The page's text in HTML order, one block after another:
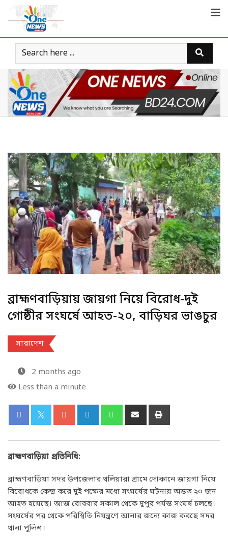
ব্রাহ্মণবাড়িয়ায় জায়গা নিয়ে বিরোধ-দুই
গোষ্ঠীর সংঘর্ষে আহত-২০, বাড়িঘর ভাঙচুর
সারাদেশ
2 months ago
Less than a minute
ব্রাহ্মণবাড়িয়া প্রতিনিধি:
ব্রাহ্মণবাড়িয়া সদর উপজেলার থলিয়ারা গ্রামে দোকানে জায়গা নিয়ে
বিরোধকে কেন্দ্র করে দুই পক্ষের মধ্যে সংঘর্ষের ঘটনায় অন্তত ২০ জন
আহত হয়েছে। আজ রোববার সকাল থেকে দুপুর পর্যন্ত সংঘর্ষ চলছে।
সংঘর্ষের পর থেকে পরিস্থিতি নিয়ন্ত্রণে আনার জন্যে কাজ করছে সদর
থানা পুলিশ।